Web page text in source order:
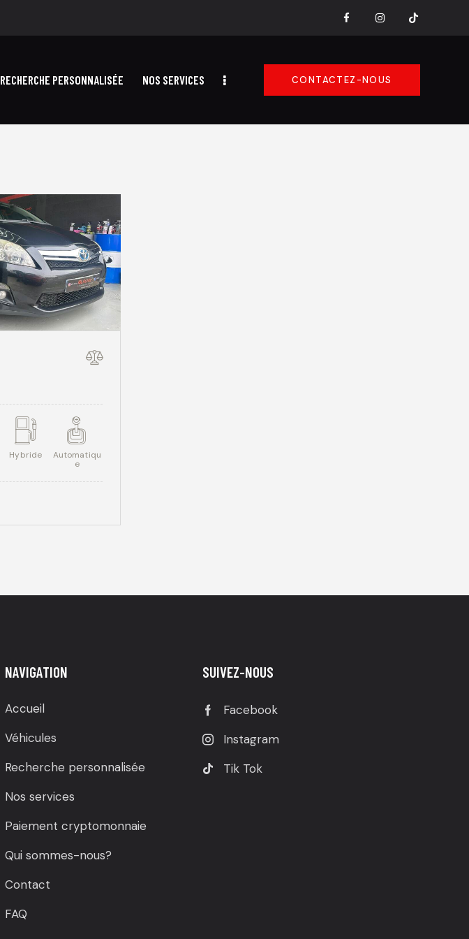
RECHERCHE PERSONNALISÉE NOS SERVICES CONTACTEZ-NOUS
Hybride
Automatiqu
e
NAVIGATION
Accueil
Véhicules
Recherche personnalisée
Nos services
Paiement cryptomonnaie
Qui sommes-nous?
Contact
FAQ
SUIVEZ-NOUS
Facebook
Instagram
Tik Tok